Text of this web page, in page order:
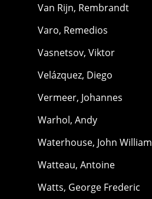
Van Rijn, Rembrandt
Varo, Remedios
Vasnetsov, Viktor
Velázquez, Diego
Vermeer, Johannes
Warhol, Andy
Waterhouse, John William
Watteau, Antoine
Watts, George Frederic